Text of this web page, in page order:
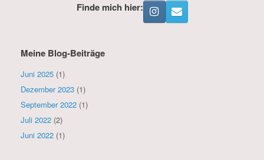
Finde mich hier:
Meine Blog-Beiträge
Juni 2025 (1)
Dezember 2023 (1)
September 2022 (1)
Juli 2022 (2)
Juni 2022 (1)